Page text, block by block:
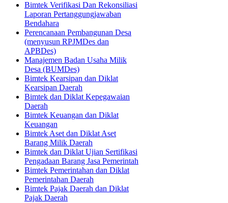
Bimtek Verifikasi Dan Rekonsiliasi
Laporan Pertanggungjawaban
Bendahara
Perencanaan Pembangunan Desa
(menyusun RPJMDes dan
APBDes)
Manajemen Badan Usaha Milik
Desa (BUMDes)
Bimtek Kearsipan dan Diklat
Kearsipan Daerah
Bimtek dan Diklat Kepegawaian
Daerah
Bimtek Keuangan dan Diklat
Keuangan
Bimtek Aset dan Diklat Aset
Barang Milik Daerah
Bimtek dan Diklat Ujian Sertifikasi
Pengadaan Barang Jasa Pemerintah
Bimtek Pemerintahan dan Diklat
Pemerintahan Daerah
Bimtek Pajak Daerah dan Diklat
Pajak Daerah